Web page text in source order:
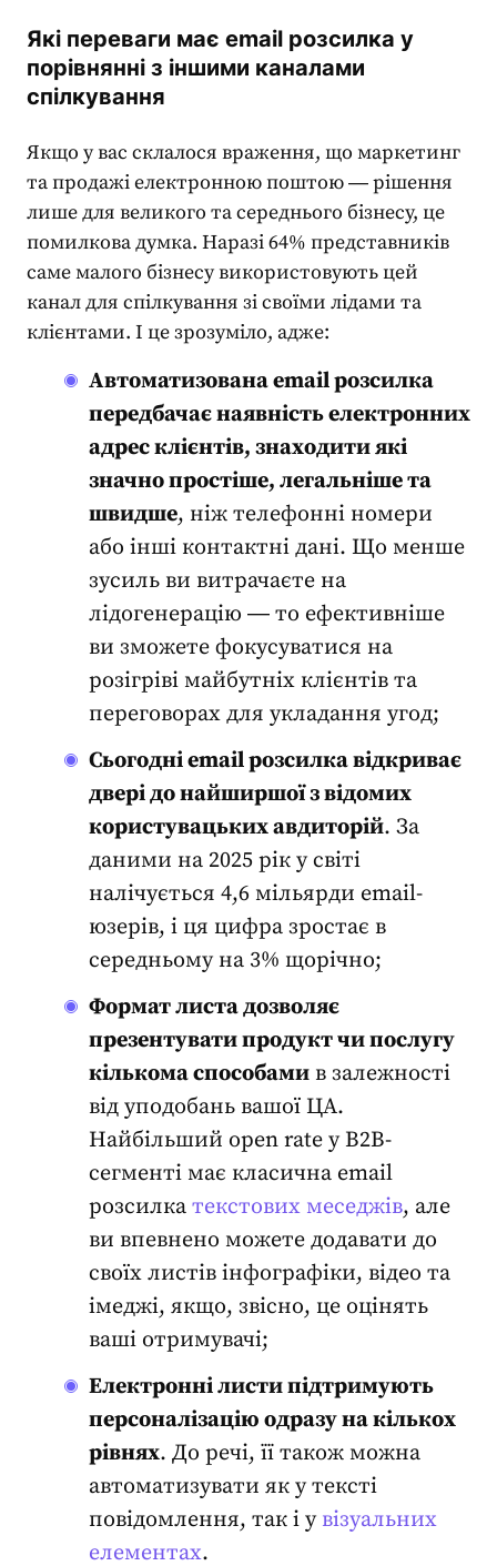
Які переваги має email розсилка у
порівнянні з іншими каналами
спілкування
Якщо у вас склалося враження, що маркетинг
та продажі електронною поштою ― рішення
лише для великого та середнього бізнесу, це
помилкова думка. Наразі64% представників
саме малого бізнесу використовують цей
канал для спілкування зі своїми лідами та
клієнтами. І це зрозуміло, адже:
Автоматизована email розсилка
передбачає наявність електронних
адрес клієнтів, знаходити які
значно простіше, легальніше та
швидше, ніж телефонні номери
або інші контактні дані. Що менше
зусиль ви витрачаєте на
лідогенерацію ― то ефективніше
ви зможете фокусуватися на
розігріві майбутніх клієнтів та
переговорах для укладання угод;
Сьогодні email розсилка відкриває
двері до найширшої з відомих
користувацьких авдиторій. За
даними на 2025 рік у світі
налічується 4,6 мільярди email-
юзерів, і ця цифра зростає в
середньому на 3% щорічно;
Формат листа дозволяє
презентувати продукт чи послугу
кількома способами в залежності
від уподобань вашої ЦА.
Найбільший open rate у B2B-
сегменті має класична email
розсилка текстових меседжів, але
ви впевнено можете додавати до
своїх листів інфографіки, відео та
імеджі, якщо, звісно, це оцінять
ваші отримувачі;
Електронні листи підтримують
персоналізацію одразу на кількох
рівнях. До речі, її також можна
автоматизувати як у тексті
повідомлення, так і у візуальних
елементах.